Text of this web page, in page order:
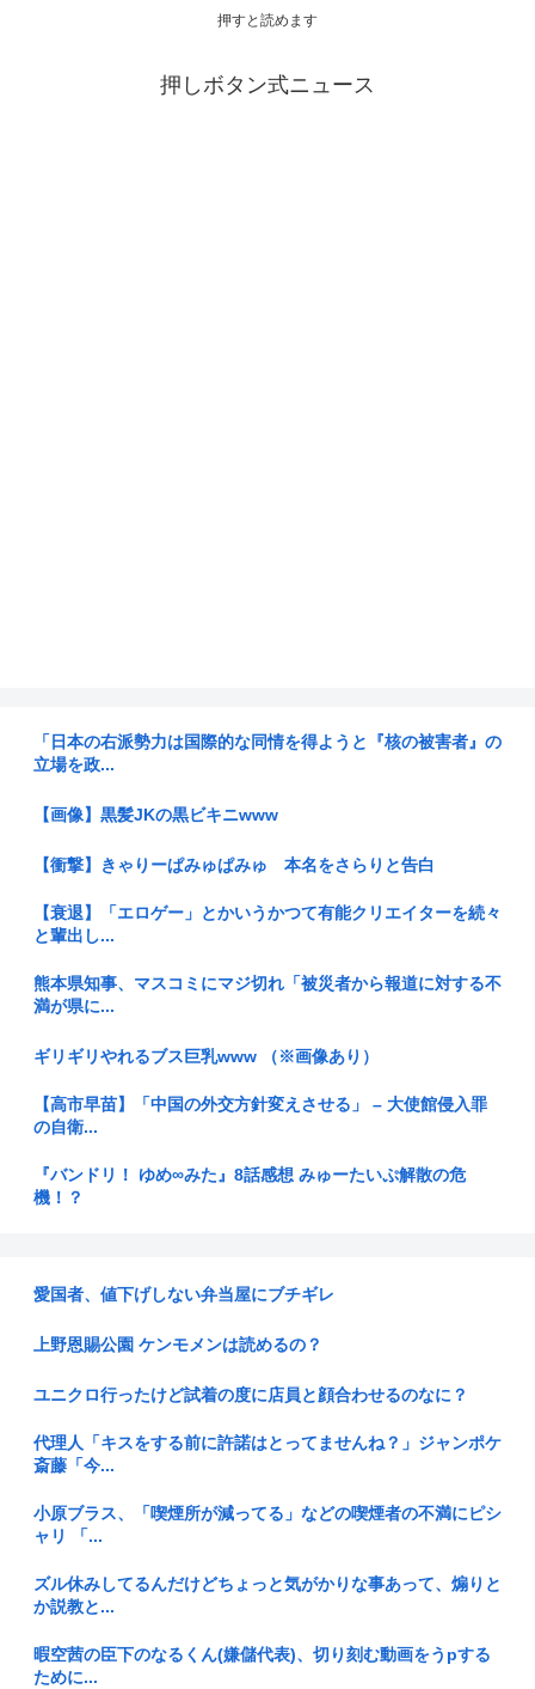
押すと読めます
押しボタン式ニュース
「日本の右派勢力は国際的な同情を得ようと『核の被害者』の
立場を政...
【画像】黒髪JKの黒ビキニwww
【衝撃】きゃりーぱみゅぱみゅ 本名をさらりと告白
【衰退】「エロゲー」とかいうかつて有能クリエイターを続々
と輩出し...
熊本県知事、マスコミにマジ切れ「被災者から報道に対する不
満が県に...
ギリギリやれるブス巨乳www （※画像あり）
【高市早苗】「中国の外交方針変えさせる」 – 大使館侵入罪
の自衛...
『バンドリ！ ゆめ∞みた』8話感想 みゅーたいぷ解散の危
機！？
【中国SNS】床に落ちた魚の切り身を店員が…日本のスーパー
どうな...
【三重県警】小学校講師の男を逮捕 18歳未満女児のわいせつ
画像デ...
積水ハウス「地面師に55億円騙し取られた…」 ワイ「はえー
かわい...
【東京】東京駅近くに「地下シェルター」整備を正式表明…小
池百合子...
【画像】漫画家・桂正和、最新のパンツ＆お尻のイラスト投稿
にネット...
愛国者、値下げしない弁当屋にブチギレ
上野恩賜公園 ケンモメンは読めるの？
ユニクロ行ったけど試着の度に店員と顔合わせるのなに？
代理人「キスをする前に許諾はとってませんね？」ジャンポケ
斎藤「今...
小原ブラス、「喫煙所が減ってる」などの喫煙者の不満にピシ
ャリ 「...
ズル休みしてるんだけどちょっと気がかりな事あって、煽りと
か説教と...
暇空茜の臣下のなるくん(嫌儲代表)、切り刻む動画をうpする
ために...